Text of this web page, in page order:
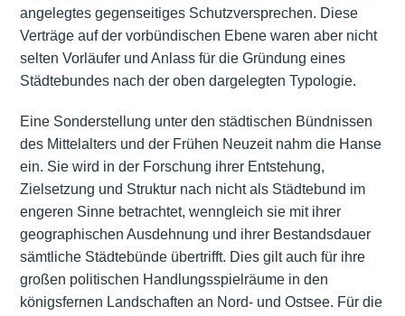
angelegtes gegenseitiges Schutzversprechen. Diese
Verträge auf der vorbündischen Ebene waren aber nicht
selten Vorläufer und Anlass für die Gründung eines
Städtebundes nach der oben dargelegten Typologie.
Eine Sonderstellung unter den städtischen Bündnissen
des Mittelalters und der Frühen Neuzeit nahm die Hanse
ein. Sie wird in der Forschung ihrer Entstehung,
Zielsetzung und Struktur nach nicht als Städtebund im
engeren Sinne betrachtet, wenngleich sie mit ihrer
geographischen Ausdehnung und ihrer Bestandsdauer
sämtliche Städtebünde übertrifft. Dies gilt auch für ihre
großen politischen Handlungsspielräume in den
königsfernen Landschaften an Nord- und Ostsee. Für die